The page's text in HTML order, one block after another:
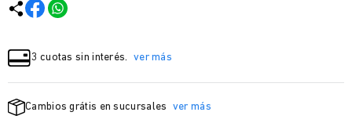
3 cuotas sin interés. ver más
Cambios grátis en sucursales ver más